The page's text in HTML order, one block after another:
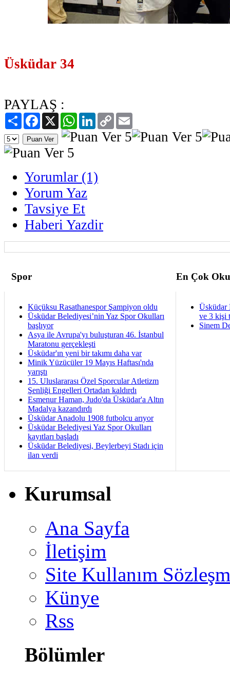
Üsküdar 34
PAYLAŞ :
PaylaşFacebook
X WhatsAppLinkedIn
Copy
Link
Yorumlar (1)
Yorum Yaz
Tavsiye Et
Haberi Yazdir
Spor En Çok
Küçüksu Rasathanespor Şampiyon oldu
Üsküdar Belediyesi’nin Yaz Spor Okulları
başlıyor
Asya ile Avrupa'yı buluşturan 46. İstanbul
Maratonu gerçekleşti
Üsküdar'ın yeni bir takımı daha var
Minik Yüzücüler 19 Mayıs Haftası'nda
yarıştı
15. Uluslararası Özel Sporcular Atletizm
Şenliği Engelleri Ortadan kaldırdı
Esmenur Haman, Judo'da Üsküdar'a Altın
Madalya kazandırdı
Üsküdar Anadolu 1908 futbolcu arıyor
Üsküdar Belediyesi Yaz Spor Okulları
kayıtları başladı
Üsküdar Belediyesi, Beylerbeyi Stadı için
ilan verdi
Üsküdar
ve 3 kişi
Sinem
Kurumsal
Ana Sayfa
İletişim
Site Kullanım
Künye
Rss
Bölümler